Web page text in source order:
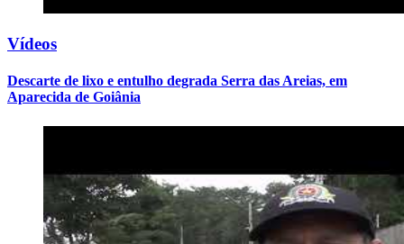
Vídeos
Descarte de lixo e entulho degrada Serra das Areias, em
Aparecida de Goiânia